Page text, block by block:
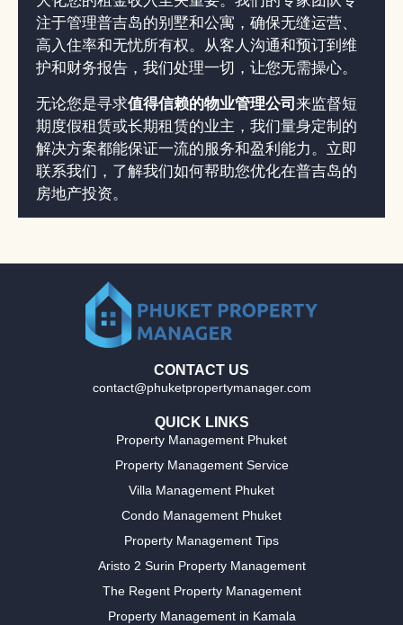
注于管理普吉岛的别墅和公寓，确保无缝运营、
高入住率和无忧所有权。从客人沟通和预订到维
护和财务报告，我们处理一切，让您无需操心。
无论您是寻求值得信赖的物业管理公司来监督短
期度假租赁或长期租赁的业主，我们量身定制的
解决方案都能保证一流的服务和盈利能力。立即
联系我们，了解我们如何帮助您优化在普吉岛的
房地产投资。
CONTACT US
contact@phuketpropertymanager.com
QUICK LINKS
Property Management Phuket
Property Management Service
Villa Management Phuket
Condo Management Phuket
Property Management Tips
Aristo 2 Surin Property Management
The Regent Property Management
Property Management in Kamala